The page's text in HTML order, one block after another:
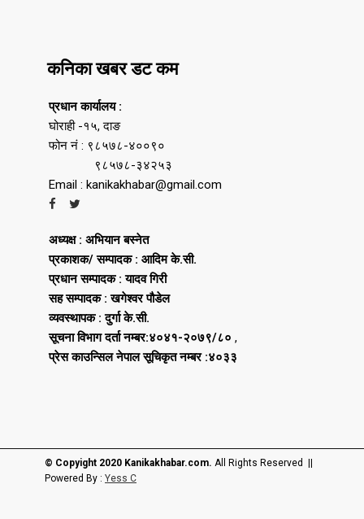
कनिका खबर डट कम
प्रधान कार्यालय :
घोराही -१५, दाङ
फोन नं : ९८५७८-४००९०
९८५७८-३४२५३
Email : kanikakhabar@gmail.com
अध्यक्ष : अभियान बस्नेत
प्रकाशक/ सम्पादक : आदिम के.सी.
प्रधान सम्पादक : यादव गिरी
सह सम्पादक : खगेश्वर पौडेल
व्यवस्थापक : दुर्गा के.सी.
सूचना विभाग दर्ता नम्बर:४०४१-२०७९/८० ,
प्रेस काउन्सिल नेपाल सूचिकृत नम्बर :४०३३
© Copyight 2020 Kanikakhabar.com. All Rights Reserved ||
Powered By : Yess C